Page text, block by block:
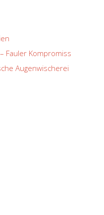
Fauler Kompromiss
Augenwischerei